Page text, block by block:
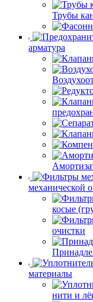
Трубы
арматура
механической
косые
очистки
материалы
нити и